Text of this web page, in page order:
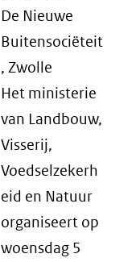
De Nieuwe
Buitensociëteit
, Zwolle
Het ministerie
van Landbouw,
Visserij,
Voedselzekerh
eid en Natuur
organiseert op
woensdag 5